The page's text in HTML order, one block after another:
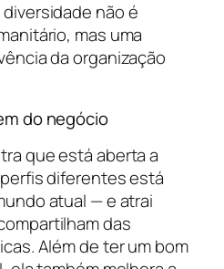
não é
mas uma
da organização
do negócio
que está aberta a
diferentes está
atual — e atrai
das
Além de ter um bom